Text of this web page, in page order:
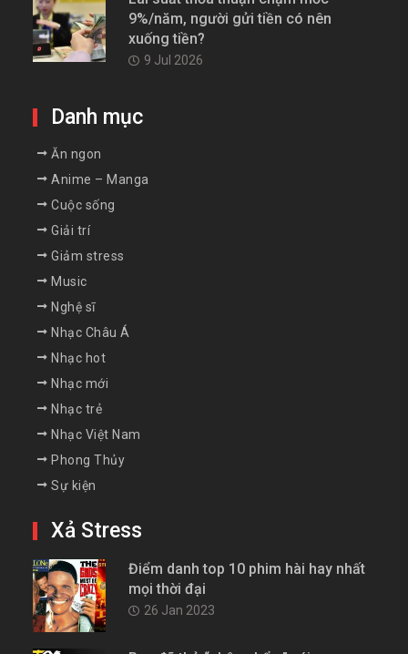
9%/năm, người gửi tiền có nên
xuống tiền?
9 Jul 2026
Danh mục
Ăn ngon
Anime – Manga
Cuộc sống
Giải trí
Giảm stress
Music
Nghệ sĩ
Nhạc Châu Á
Nhạc hot
Nhạc mới
Nhạc trẻ
Nhạc Việt Nam
Phong Thủy
Sự kiện
Xả Stress
Điểm danh top 10 phim hài hay nhất
mọi thời đại
26 Jan 2023